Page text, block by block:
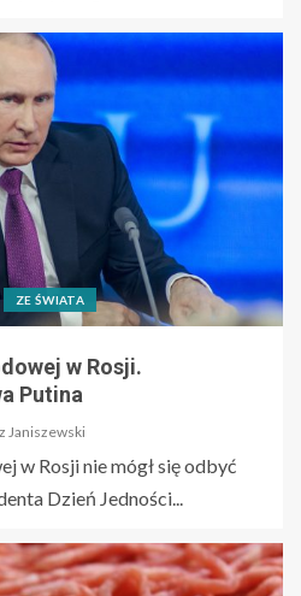
ZE ŚWIATA
w Rosji.
Putina
Janiszewski
w Rosji nie mógł się odbyć
Dzień Jedności...